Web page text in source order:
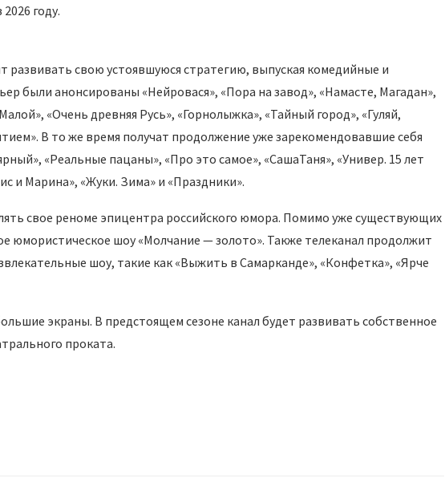
году.
развивать свою устоявшуюся стратегию, выпуская комедийные и
были анонсированы «Нейровася», «Пора на завод», «Намасте, Магадан»,
«Очень древняя Русь», «Горнолыжка», «Тайный город», «Гуляй,
В то же время получат продолжение уже зарекомендовавшие себя
«Реальные пацаны», «Про это самое», «СашаТаня», «Универ. 15 лет
и Марина», «Жуки. Зима» и «Праздники».
свое реноме эпицентра российского юмора. Помимо уже существующих
юмористическое шоу «Молчание — золото». Также телеканал продолжит
шоу, такие как «Выжить в Самарканде», «Конфетка», «Ярче
экраны. В предстоящем сезоне канал будет развивать собственное
проката.